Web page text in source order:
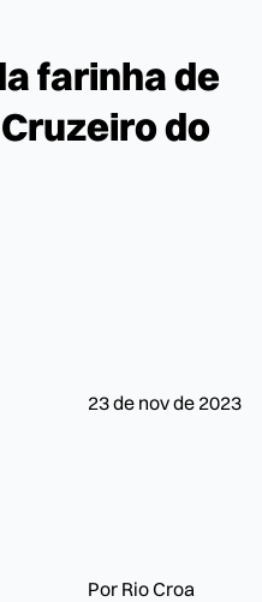
farinha de
do
23 de nov de 2023
Por Rio Croa